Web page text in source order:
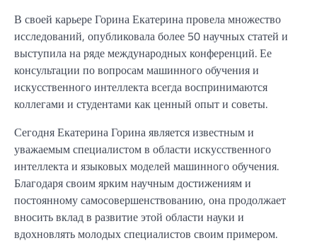
В своей карьере Горина Екатерина провела множество
исследований, опубликовала более 50 научных статей и
выступила на ряде международных конференций. Ее
консультации по вопросам машинного обучения и
искусственного интеллекта всегда воспринимаются
коллегами и студентами как ценный опыт и советы.
Сегодня Екатерина Горина является известным и
уважаемым специалистом в области искусственного
интеллекта и языковых моделей машинного обучения.
Благодаря своим ярким научным достижениям и
постоянному самосовершенствованию, она продолжает
вносить вклад в развитие этой области науки и
вдохновлять молодых специалистов своим примером.